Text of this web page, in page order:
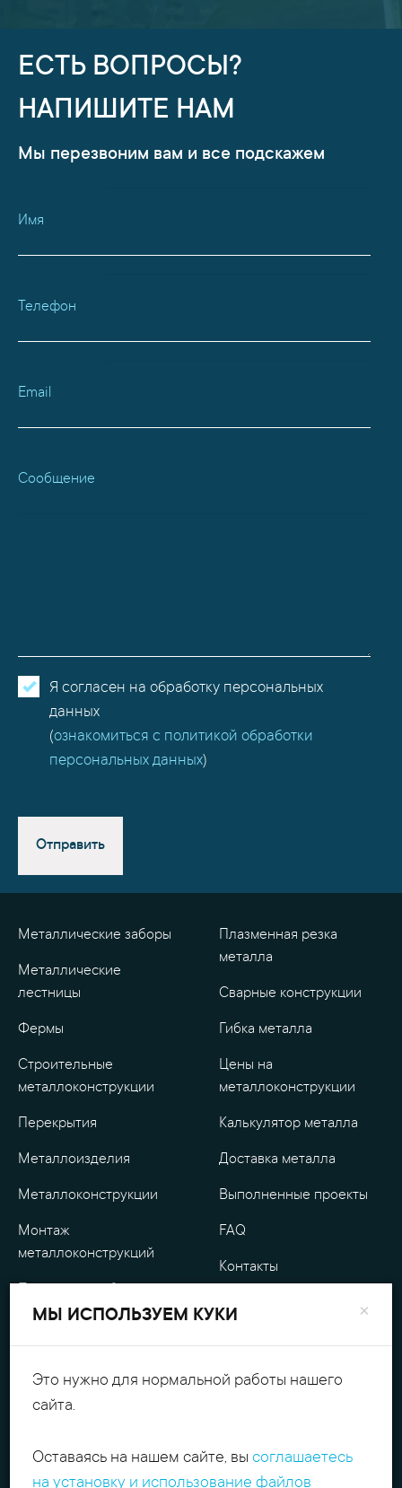
ЕСТЬ ВОПРОСЫ?
НАПИШИТЕ НАМ
Мы перезвоним вам и все подскажем
Имя
Телефон
Email
Сообщение
Я согласен на обработку персональных
данных
(ознакомиться с политикой обработки
персональных данных)
Отправить
Металлические заборы
Металлические
лестницы
Фермы
Строительные
металлоконструкции
Перекрытия
Металлоизделия
Металлоконструкции
Монтаж
металлоконструкций
Уличные
металлоизделия
Обработка металла
Плазменная резка
металла
Сварные конструкции
Гибка металла
Цены на
металлоконструкции
Калькулятор металла
Доставка металла
Выполненные проекты
FAQ
Контакты
Оплата
×
МЫ ИСПОЛЬЗУЕМ КУКИ
Это нужно для нормальной работы нашего
сайта.
Оставаясь на нашем сайте, вы соглашаетесь
на установку и использование файлов